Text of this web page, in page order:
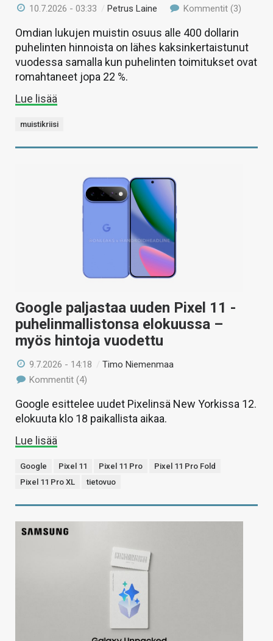
10.7.2026 - 03:33 /Petrus Laine Kommentit (3)
Omdian lukujen muistin osuus alle 400 dollarin
puhelinten hinnoista on lähes kaksinkertaistunut
vuodessa samalla kun puhelinten toimitukset ovat
romahtaneet jopa 22 %.
Lue lisää
muistikriisi
Google paljastaa uuden Pixel 11 -
puhelinmallistonsa elokuussa –
myös hintoja vuodettu
9.7.2026 - 14:18 /Timo Niemenmaa
Kommentit (4)
Google esittelee uudet Pixelinsä New Yorkissa 12.
elokuuta klo 18 paikallista aikaa.
Lue lisää
Google Pixel 11 Pixel 11 Pro
Pixel 11 Pro Fold
Pixel 11 Pro XL
tietovuo